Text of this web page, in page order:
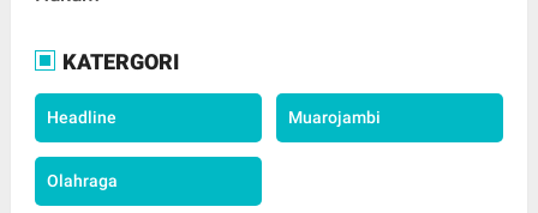
KATERGORI
Headline Muarojambi
Olahraga